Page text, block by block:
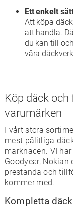
Ett enkelt
Att köpa
att handla.
du kan till
våra
Köp däck och
varumärken
I vårt stora
mest pålitliga
marknaden. VI
Goodyear, Nokian
prestanda och
kommer med.
Kompletta